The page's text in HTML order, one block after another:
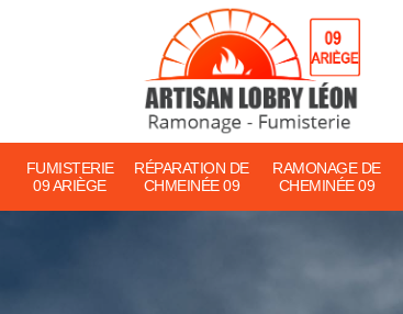
FUMISTERIE
09 ARIÈGE
RÉPARATION DE
CHMEINÉE 09
RAMONAGE DE
CHEMINÉE 09